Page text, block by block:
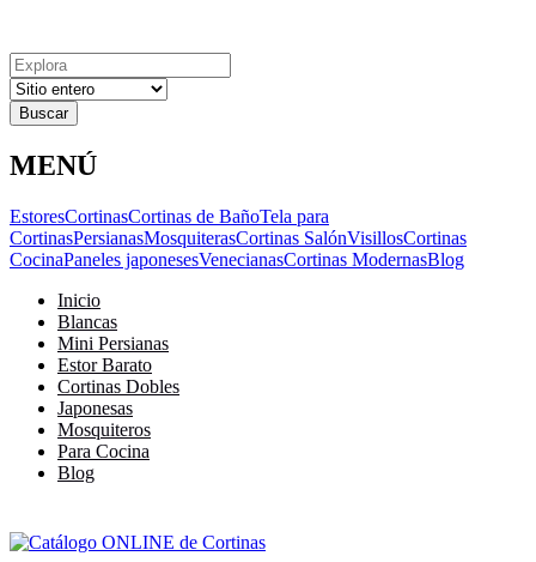
Resultados
para
MENÚ
EstoresCortinasCortinas de BañoTela para
CortinasPersianasMosquiterasCortinas SalónVisillosCortinas
CocinaPaneles japonesesVenecianasCortinas ModernasBlog
Inicio
Blancas
Mini Persianas
Estor Barato
Cortinas Dobles
Japonesas
Mosquiteros
Para Cocina
Blog